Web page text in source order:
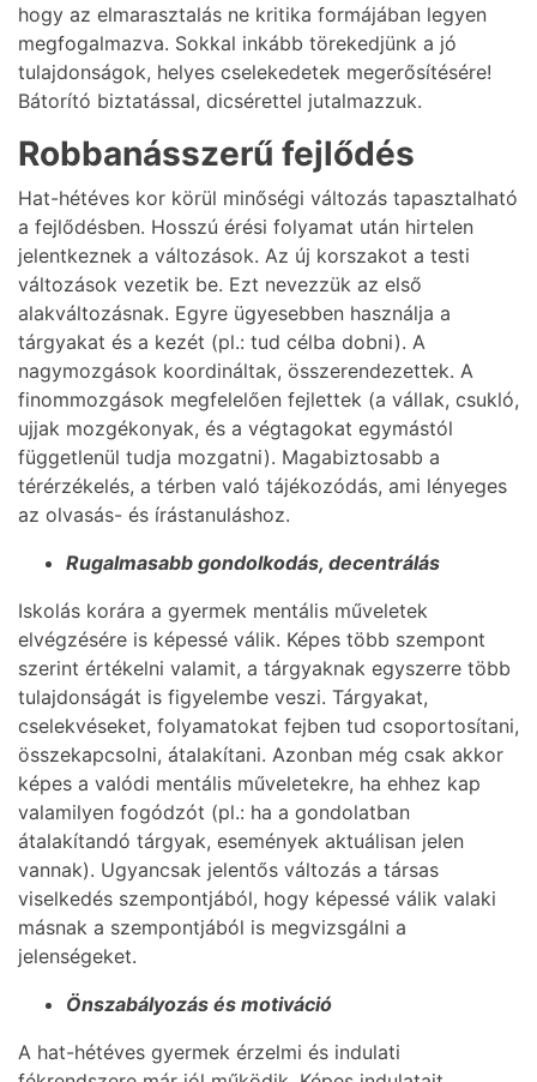
hogy az elmarasztalás ne kritika formájában legyen
megfogalmazva. Sokkal inkább törekedjünk a jó
tulajdonságok, helyes cselekedetek megerősítésére!
Bátorító biztatással, dicsérettel jutalmazzuk.
Robbanásszerű fejlődés
Hat-hétéves kor körül minőségi változás tapasztalható
a fejlődésben. Hosszú érési folyamat után hirtelen
jelentkeznek a változások. Az új korszakot a testi
változások vezetik be. Ezt nevezzük az első
alakváltozásnak. Egyre ügyesebben használja a
tárgyakat és a kezét (pl.: tud célba dobni). A
nagymozgások koordináltak, összerendezettek. A
finommozgások megfelelően fejlettek (a vállak, csukló,
ujjak mozgékonyak, és a végtagokat egymástól
függetlenül tudja mozgatni). Magabiztosabb a
térérzékelés, a térben való tájékozódás, ami lényeges
az olvasás- és írástanuláshoz.
Rugalmasabb gondolkodás, decentrálás
Iskolás korára a gyermek mentális műveletek
elvégzésére is képessé válik. Képes több szempont
szerint értékelni valamit, a tárgyaknak egyszerre több
tulajdonságát is figyelembe veszi. Tárgyakat,
cselekvéseket, folyamatokat fejben tud csoportosítani,
összekapcsolni, átalakítani. Azonban még csak akkor
képes a valódi mentális műveletekre, ha ehhez kap
valamilyen fogódzót (pl.: ha a gondolatban
átalakítandó tárgyak, események aktuálisan jelen
vannak). Ugyancsak jelentős változás a társas
viselkedés szempontjából, hogy képessé válik valaki
másnak a szempontjából is megvizsgálni a
jelenségeket.
Önszabályozás és motiváció
A hat-hétéves gyermek érzelmi és indulati